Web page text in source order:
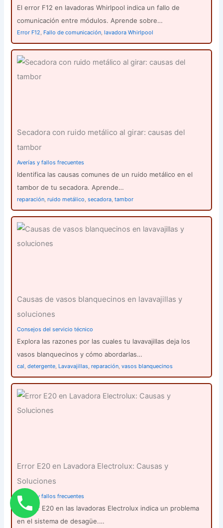
El error F12 en lavadoras Whirlpool indica un fallo de
comunicación entre módulos. Aprende sobre…
Error F12, Fallo de comunicación,lavadora Whirlpool
Secadora con ruido metálico al girar: causas del
tambor
Averías y fallos frecuentes
Identifica las causas comunes de un ruido metálico en el
tambor de tu secadora. Aprende…
reparación,ruido metálico,secadora,tambor
Causas de vasos blanquecinos en lavavajillas y
soluciones
Consejos del servicio técnico
Explora las razones por las cuales tu lavavajillas deja los
vasos blanquecinos y cómo abordarlas…
cal,detergente, Lavavajillas,reparación,vasos blanquecinos
Error E20 en Lavadora Electrolux: Causas y
Soluciones
Averías y fallos frecuentes
El error E20 en las lavadoras Electrolux indica un problema
en el sistema de desagüe.…